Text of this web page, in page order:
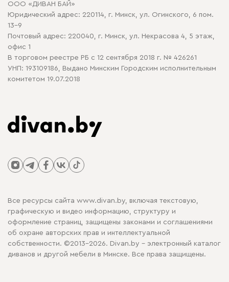
Политика конфиденциальности
Политика в отношении обработки cookie
ООО «ДИВАН БАЙ»
Юридический адрес: 220114, г. Минск, ул. Огинского, 6 пом.
13-9
Почтовый адрес: 220040, г. Минск, ул. Некрасова 4, 5 этаж,
офис 1
В торговом реестре РБ с 12 сентября 2018 г. № 426261
УНП: 193109186, Выдано Минским Городским исполнительным
комитетом 19.07.2018
Все ресурсы сайта www.divan.by, включая текстовую,
графическую и видео информацию, структуру и
оформление страниц, защищены законами и соглашениями
об охране авторских прав и интеллектуальной
собственности. ©2013-2026. Divan.by - электронный каталог
диванов и другой мебели в Минске. Все права защищены.